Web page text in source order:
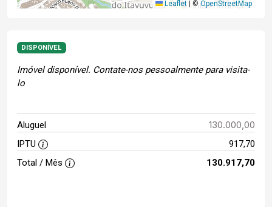
Leaflet | © OpenStreetMap
DISPONÍVEL
Imóvel disponível. Contate-nos pessoalmente para visita-
lo
Aluguel 130.000,00
IPTU
917,70
Total / Mês
130.917,70